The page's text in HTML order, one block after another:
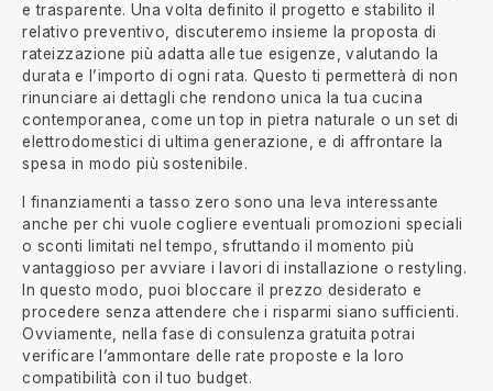
e trasparente. Una volta definito il progetto e stabilito il
relativo preventivo, discuteremo insieme la proposta di
rateizzazione più adatta alle tue esigenze, valutando la
durata e l’importo di ogni rata. Questo ti permetterà di non
rinunciare ai dettagli che rendono unica la tua cucina
contemporanea, come un top in pietra naturale o un set di
elettrodomestici di ultima generazione, e di affrontare la
spesa in modo più sostenibile.
I finanziamenti a tasso zero sono una leva interessante
anche per chi vuole cogliere eventuali promozioni speciali
o sconti limitati nel tempo, sfruttando il momento più
vantaggioso per avviare i lavori di installazione o restyling.
In questo modo, puoi bloccare il prezzo desiderato e
procedere senza attendere che i risparmi siano sufficienti.
Ovviamente, nella fase di consulenza gratuita potrai
verificare l’ammontare delle rate proposte e la loro
compatibilità con il tuo budget.